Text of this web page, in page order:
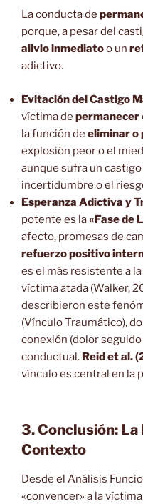
La conducta de
porque, a pesar del
alivio inmediatoo un
adictivo.
Evitación del Castigo
víctima de permanecer
la función de eliminar o
explosión peor o el
aunque sufra un
incertidumbre o el
Esperanza Adictiva y
potente es la«Fase de
afecto, promesas de
refuerzo positivo
es el más resistente a
víctima atada (Walker,
describieron este
(Vínculo Traumático),
conexión (dolor
conductual. Reid et al.
vínculo es central en la
3. Conclusión:
Contexto
Desde el Análisis
«convencer» a la